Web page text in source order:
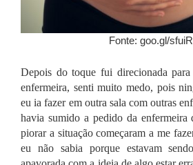
Fonte: goo.gl/
Depois do toque fui direcionada
enfermeira, senti muito medo, pois
eu ia fazer em outra sala com outras
havia sumido a pedido da enfermeira
piorar a situação começaram a me
eu não sabia porque estavam